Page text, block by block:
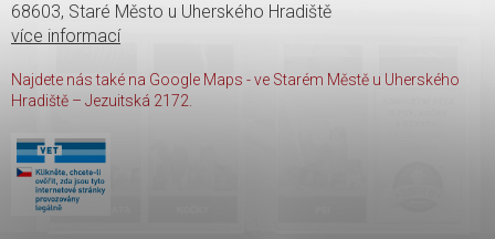
68603, Staré Město u Uherského Hradiště
více informací
Najdete nás také na Google Maps - ve Starém Městě u Uherského
Hradiště – Jezuitská 2172.